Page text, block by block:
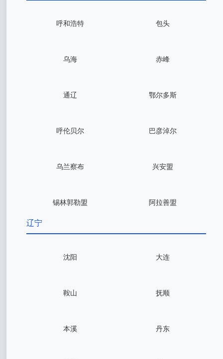
呼和浩特 包头
乌海 赤峰
通辽 鄂尔多斯
呼伦贝尔 巴彦淖尔
乌兰察布 兴安盟
锡林郭勒盟 阿拉善盟
辽宁
沈阳 大连
鞍山 抚顺
本溪 丹东